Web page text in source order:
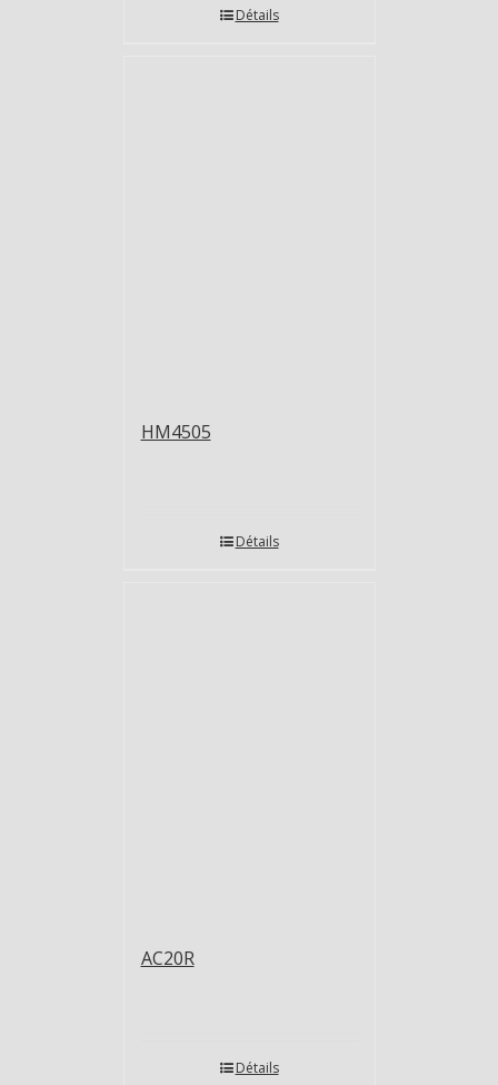
Détails
HM4505
Détails
AC20R
Détails